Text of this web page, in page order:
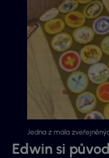
Jedna z mála
Edwin si